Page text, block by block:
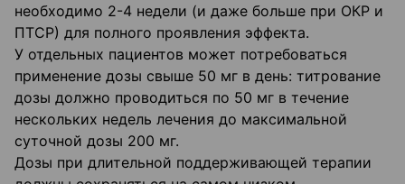
необходимо 2-4 недели (и даже больше при ОКР и
ПТСР) для полного проявления эффекта.
У отдельных пациентов может потребоваться
применение дозы свыше 50 мг в день: титрование
дозы должно проводиться по 50 мг в течение
нескольких недель лечения до максимальной
суточной дозы 200 мг.
Дозы при длительной поддерживающей терапии